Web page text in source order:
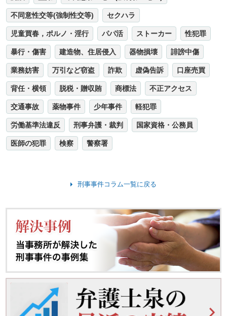
不同意性交等(強制性交等) セクハラ
児童買春，ポルノ・淫行 パパ活 ストーカー 性犯罪
暴行・傷害 建造物、住居侵入 器物損壊 誹謗中傷
業務妨害 万引など窃盗 詐欺 虚偽告訴 口座売買
背任・横領 脱税・贈収賄 商標法 不正アクセス
交通事故 薬物事件 少年事件 軽犯罪
労働基準法違反 刑事弁護・裁判 国家資格・公務員
医師の犯罪 検察 警察署
刑事事件コラム一覧に戻る